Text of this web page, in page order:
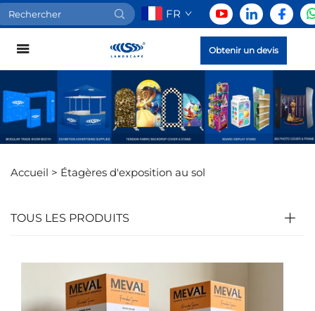
FR
Obtenir un devis
Accueil > Étagères d'exposition au sol
TOUS LES PRODUITS